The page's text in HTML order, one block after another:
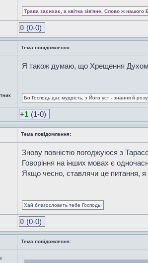
Трава засихає, а квітка зів'яне, Слово ж нашого
0 (0-0)
Тема повідомлення:
Я також думаю, що Хрещення Духом
Бо Господь дає мудрість, з Його уст - знання й
+1 (1-0)
Тема повідомлення:
Знову повністю погоджуюся з
Говоріння на інших мовах є
Якщо чесно, ставлячи це питання, я
Хай благословить тебе Господь!
0 (0-0)
Тема повідомлення: